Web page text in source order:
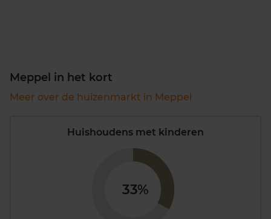
Meppel in het kort
Meer over de huizenmarkt in Meppel
Huishoudens met kinderen
33%